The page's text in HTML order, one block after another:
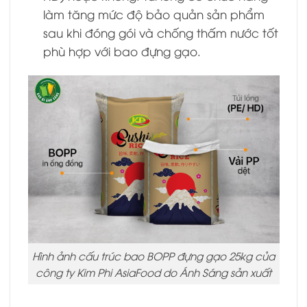
làm tăng mức độ bảo quản sản phẩm
sau khi đóng gói và chống thấm nước tốt
phù hợp với bao đựng gạo.
Hình ảnh cấu trúc bao BOPP đựng gạo 25kg của
công ty Kim Phi AsiaFood do Ánh Sáng sản xuất